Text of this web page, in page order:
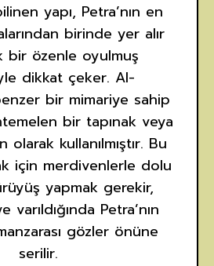
yapı, Petra’nın en
birinde yer alır
bir özenle oyulmuş
dikkat çeker. Al-
bir mimariye sahip
bir tapınak veya
kullanılmıştır. Bu
için merdivenlerle dolu
yapmak gerekir,
varıldığında Petra’nın
gözler önüne
serilir.